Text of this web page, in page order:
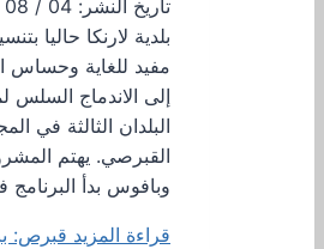
بلدية لارنكا حاليا
مفيد للغاية وحساس
إلى الاندماج السلس
البلدان الثالثة في
القبرصي. يهتم
وبافوس بدأ
قراءة المزيد قبرص: